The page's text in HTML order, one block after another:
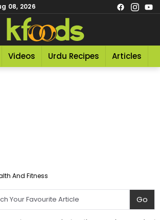
08, 2026
Videos Urdu Recipes Articles
And Fitness